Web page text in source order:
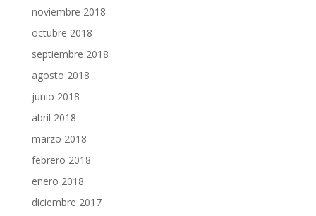
noviembre 2018
octubre 2018
septiembre 2018
agosto 2018
junio 2018
abril 2018
marzo 2018
febrero 2018
enero 2018
diciembre 2017